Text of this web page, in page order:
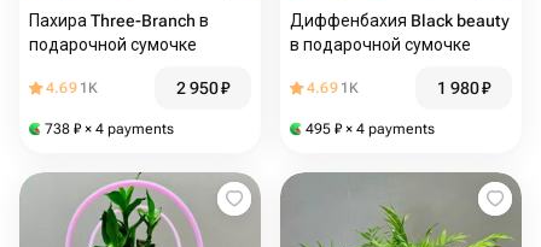
Пахира Three-Branch в
подарочной сумочке
4.69 1K 2 950₽
738 ₽ × 4 payments
Диффенбахия Black beauty
в подарочной сумочке
4.69 1K 1 980₽
495 ₽ × 4 payments